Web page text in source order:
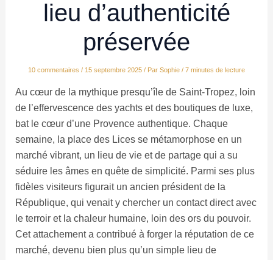
lieu d’authenticité
préservée
10 commentaires / 15 septembre 2025 / Par Sophie / 7 minutes de lecture
Au cœur de la mythique presqu’île de Saint-Tropez, loin
de l’effervescence des yachts et des boutiques de luxe,
bat le cœur d’une Provence authentique. Chaque
semaine, la place des Lices se métamorphose en un
marché vibrant, un lieu de vie et de partage qui a su
séduire les âmes en quête de simplicité. Parmi ses plus
fidèles visiteurs figurait un ancien président de la
République, qui venait y chercher un contact direct avec
le terroir et la chaleur humaine, loin des ors du pouvoir.
Cet attachement a contribué à forger la réputation de ce
marché, devenu bien plus qu’un simple lieu de